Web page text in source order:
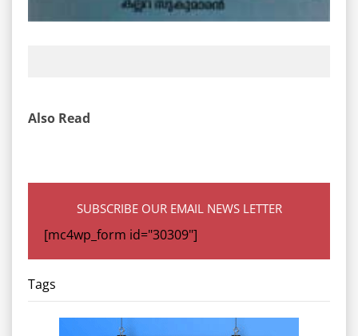
Also Read
SUBSCRIBE OUR EMAIL NEWS LETTER
[mc4wp_form id="30309"]
Tags